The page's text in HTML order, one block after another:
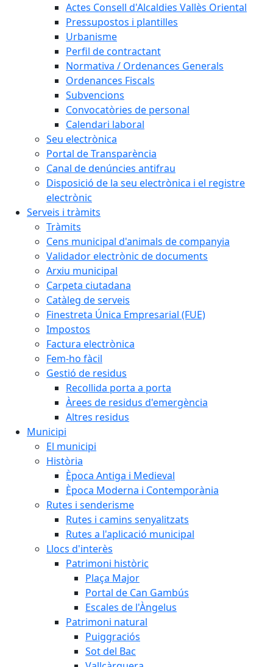
Actes Consell d'Alcaldies Vallès Oriental
Pressupostos i plantilles
Urbanisme
Perfil de contractant
Normativa / Ordenances Generals
Ordenances Fiscals
Subvencions
Convocatòries de personal
Calendari laboral
Seu electrònica
Portal de Transparència
Canal de denúncies antifrau
Disposició de la seu electrònica i el registre
electrònic
Serveis i tràmits
Tràmits
Cens municipal d'animals de companyia
Validador electrònic de documents
Arxiu municipal
Carpeta ciutadana
Catàleg de serveis
Finestreta Única Empresarial (FUE)
Impostos
Factura electrònica
Fem-ho fàcil
Gestió de residus
Recollida porta a porta
Àrees de residus d'emergència
Altres residus
Municipi
El municipi
Història
Època Antiga i Medieval
Època Moderna i Contemporània
Rutes i senderisme
Rutes i camins senyalitzats
Rutes a l'aplicació municipal
Llocs d'interès
Patrimoni històric
Plaça Major
Portal de Can Gambús
Escales de l'Àngelus
Patrimoni natural
Puiggraciós
Sot del Bac